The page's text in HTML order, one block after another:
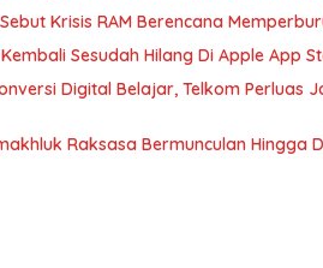
Krisis RAM Berencana
Sesudah Hilang Di Apple App
Digital Belajar, Telkom Perluas
Raksasa Bermunculan Hingga